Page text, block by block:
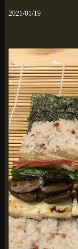
2021/01/19